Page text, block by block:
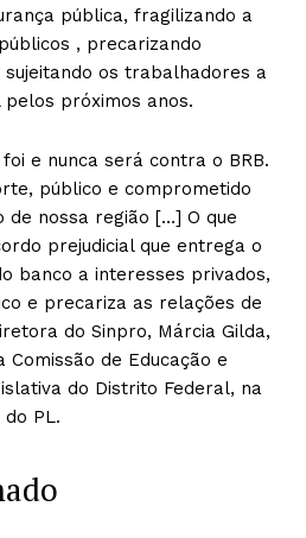
pública, fragilizando a
, precarizando
os trabalhadores a
próximos anos.
e nunca será contra o BRB.
público e comprometido
de nossa região […] O que
prejudicial que entrega o
banco a interesses privados,
e precariza as relações de
do Sinpro, Márcia Gilda,
de Educação e
do Distrito Federal, na
PL.